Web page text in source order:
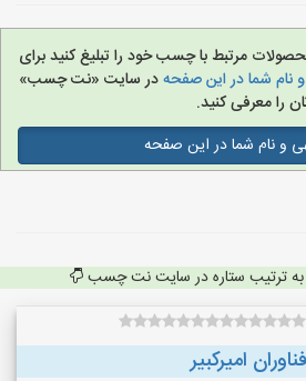
مرتبط با چسب خود را تبلیغ کنید برای
نام شما در این صفحهدر سایت «نت چسب»
را معرفی کنید.
و نام شما در این صفحه
به ترتیب ستاره در سایت نت چسب
فناوران امیرکبیر